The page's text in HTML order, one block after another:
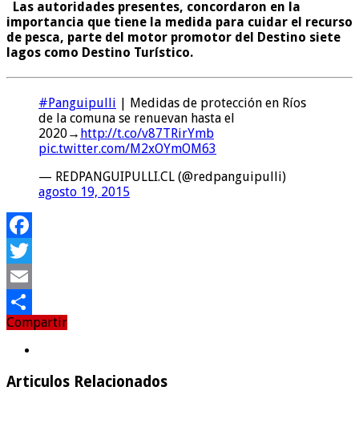
Las autoridades presentes, concordaron en la
importancia que tiene la medida para cuidar el recurso
de pesca, parte del motor promotor del Destino siete
lagos como Destino Turístico.
#Panguipulli | Medidas de protección en Ríos
de la comuna se renuevan hasta el
2020→ http://t.co/v87TRirYmb
pic.twitter.com/M2xOYmOM63
— REDPANGUIPULLI.CL (@redpanguipulli)
agosto 19, 2015
Facebook
Twitter
Email
Compartir
Compartir
Articulos Relacionados